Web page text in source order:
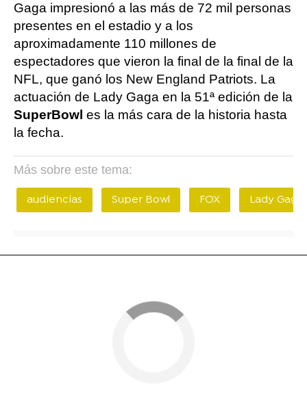
Gaga impresionó a las más de 72 mil personas
presentes en el estadio y a los
aproximadamente 110 millones de
espectadores que vieron la final de la final de la
NFL, que ganó los New England Patriots. La
actuación de Lady Gaga en la 51ª edición de la
SuperBowl es la más cara de la historia hasta
la fecha.
Más sobre este tema:
audiencias Super Bowl FOX Lady Gaga